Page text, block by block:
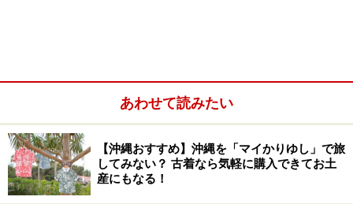
アロハシャツとは違う。かりゆしウエアの
ハワイでは沖縄と同じく、ビジネスシーンでもアロハシ
ャツを着用していますが、日本本土の人が抱くアロハシ
ャツのイメージと、沖縄人が思っているかりゆしウエア
あわせて読みたい
【沖縄おすすめ】沖縄を「マイかりゆし」で旅
してみない？ 古着なら気軽に購入できてお土
産にもなる！